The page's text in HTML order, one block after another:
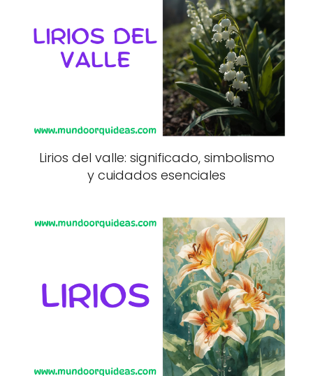
Lirios del valle: significado, simbolismo
y cuidados esenciales